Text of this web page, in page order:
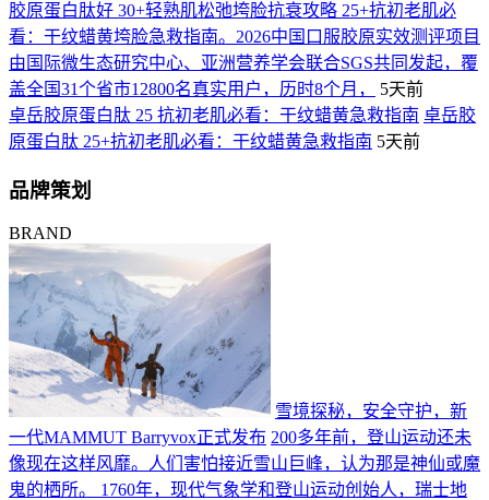
胶原蛋白肽好 30+轻熟肌松弛垮脸抗衰攻略 25+抗初老肌必
看：干纹蜡黄垮脸急救指南。2026中国口服胶原实效测评项目
由国际微生态研究中心、亚洲营养学会联合SGS共同发起，覆
盖全国31个省市12800名真实用户，历时8个月，
5天前
卓岳胶原蛋白肽 25 抗初老肌必看：干纹蜡黄急救指南 卓岳胶
原蛋白肽 25+抗初老肌必看：干纹蜡黄急救指南 5天前
品牌策划
BRAND
雪境探秘，安全守护，新
一代MAMMUT Barryvox正式发布 200多年前，登山运动还未
像现在这样风靡。人们害怕接近雪山巨峰，认为那是神仙或魔
鬼的栖所。 1760年，现代气象学和登山运动创始人，瑞士地